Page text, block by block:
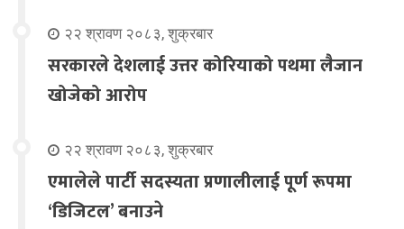
२२ श्रावण २०८३, शुक्रबार
सरकारले देशलाई उत्तर कोरियाको पथमा लैजान
खोजेको आरोप
२२ श्रावण २०८३, शुक्रबार
एमालेले पार्टी सदस्यता प्रणालीलाई पूर्ण रूपमा
‘डिजिटल’ बनाउने